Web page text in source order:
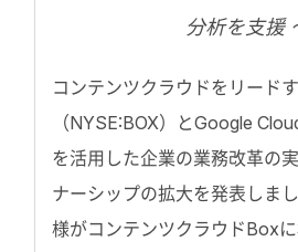
分析を支援
コンテンツクラウドをリード
（NYSE:BOX）とGoogle
を活用した企業の業務改革の
ナーシップの拡大を発表しま
様がコンテンツクラウドBox